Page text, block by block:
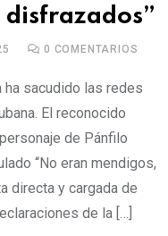
0 COMENTARIOS
sacudido las redes
El reconocido
de Pánfilo
“No eran mendigos,
directa y cargada de
de la […]